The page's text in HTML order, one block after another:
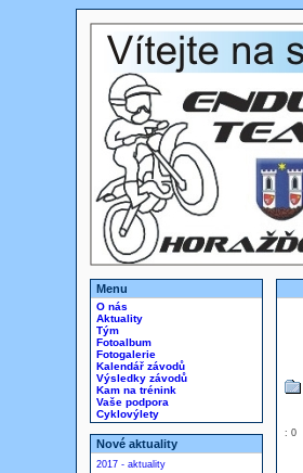
Menu
O nás
Aktuality
Tým
Fotoalbum
Fotogalerie
Kalendář závodů
Výsledky závodů
Kam na trénink
Vaše podpora
Cyklovýlety
Nové aktuality
2017 - aktuality
: 0